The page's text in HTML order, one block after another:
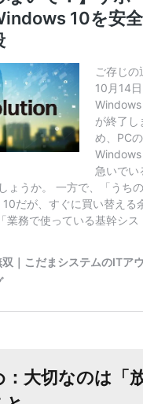
：大切なのは「